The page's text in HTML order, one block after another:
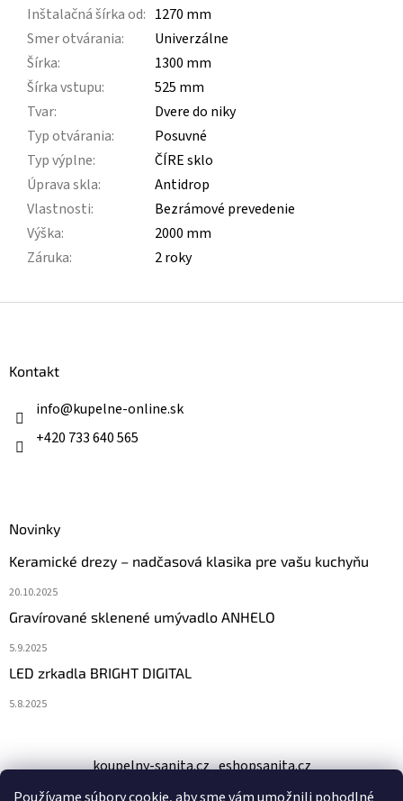
Inštalačná šírka od: 1270 mm
Smer otvárania:
Univerzálne
Šírka:
1300 mm
Šírka vstupu:
525 mm
Tvar:
Dvere do niky
Typ otvárania:
Posuvné
Typ výplne:
ČÍRE sklo
Úprava skla:
Antidrop
Vlastnosti:
Bezrámové prevedenie
Výška:
2000 mm
Záruka: 2 roky
Kontakt
info@kupelne-online.sk
+420 733 640 565
Novinky
Keramické drezy – nadčasová klasika pre vašu kuchyňu
20.10.2025
Gravírované sklenené umývadlo ANHELO
5.9.2025
LED zrkadla BRIGHT DIGITAL
5.8.2025
koupelny-sanita.cz eshopsanita.cz